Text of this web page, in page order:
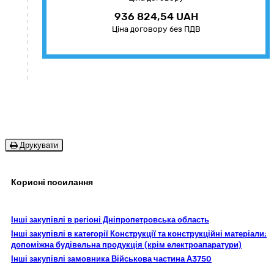
936 824,54 UAH
Ціна договору без ПДВ
Друкувати
Корисні посилання
Інші закупівлі в регіоні Дніпропетровська область
Інші закупівлі в категорії Конструкції та конструкційні матеріали;
допоміжна будівельна продукція (крім електроапаратури)
Інші закупівлі замовника Військова частина А3750